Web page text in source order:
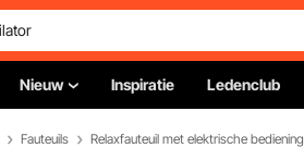
Nieuw Inspiratie Ledenclub
Fauteuils Relaxfauteuil met elektrische bediening